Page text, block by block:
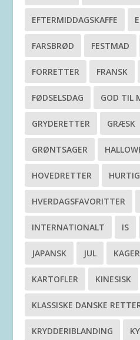
EFTERMIDDAGSKAFFE
FARSBRØD FESTMAD
FORRETTER FRANSK
FØDSELSDAG GOD TIL
GRYDERETTER GRÆSK
GRØNTSAGER
HOVEDRETTER
HVERDAGSFAVORITTER
INTERNATIONALT IS
JAPANSK JUL KAGER
KARTOFLER KINESISK
KLASSISKE DANSKE
KRYDDERIBLANDING